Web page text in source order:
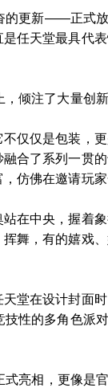
更新——正式
任天堂最具代
倾注了大量创新
仅仅是包装，
合了系列一贯
仿佛在邀请玩
在中央，握着
，有的嬉戏
堂在设计封面
性的多角色派
亮相，更像是